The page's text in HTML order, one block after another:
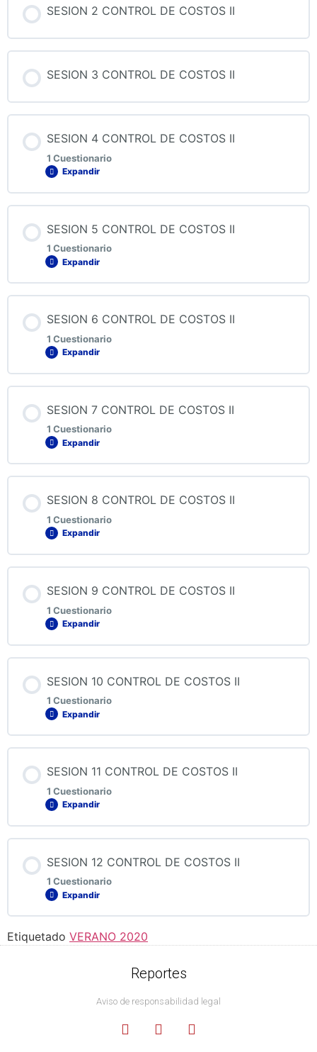
SESION 2 CONTROL DE COSTOS II
SESION 3 CONTROL DE COSTOS II
SESION 4 CONTROL DE COSTOS II
1 Cuestionario
Expandir
QUIZ 4 CONTROL DE COSTOS II
SESION 5 CONTROL DE COSTOS II
1 Cuestionario
Expandir
QUIZ 5 CONTROL DE COSTOS II
SESION 6 CONTROL DE COSTOS II
1 Cuestionario
Expandir
QUIZ 6 CONTROL DE COSTOS II
SESION 7 CONTROL DE COSTOS II
1 Cuestionario
Expandir
QUIZ 7 CONTROL DE COSTOS II
SESION 8 CONTROL DE COSTOS II
1 Cuestionario
Expandir
QUIZ 8 CONTROL DE COSTOS II
SESION 9 CONTROL DE COSTOS II
1 Cuestionario
Expandir
QUIZ 9 CONTROL DE COSTOS II
SESION 10 CONTROL DE COSTOS II
1 Cuestionario
Expandir
QUIZ 10 CONTROL DE COSTOS II
SESION 11 CONTROL DE COSTOS II
1 Cuestionario
Expandir
QUIZ 11 CONTROL DE COSTOS II
SESION 12 CONTROL DE COSTOS II
1 Cuestionario
Expandir
Contenido de la Lección
QUIZ 12 CONTROL DE COSTOS II
Etiquetado VERANO 2020
Reportes
Aviso de responsabilidad legal